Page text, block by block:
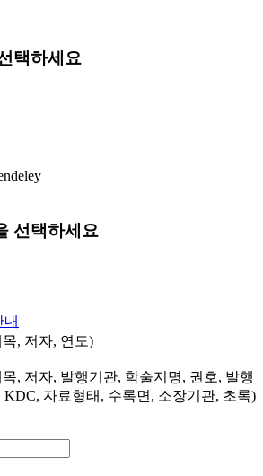
택하세요
선택하세요
, 저자, 연도)
, 저자, 발행기관, 학술지명, 권호, 발행
KDC, 자료형태, 수록면, 소장기관, 초록)